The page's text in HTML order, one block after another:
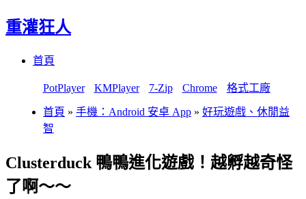
重灌狂人
首頁
PotPlayer KMPlayer 7-Zip Chrome 格式工廠
首頁 » 手機：Android 安卓 App » 好玩遊戲、休閒益
智
Clusterduck 鴨鴨進化遊戲！越孵越奇怪
了啊～～